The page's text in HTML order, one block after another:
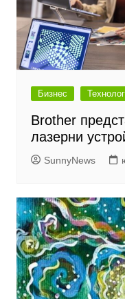
Бизнес
Brother
лазерни
SunnyNews